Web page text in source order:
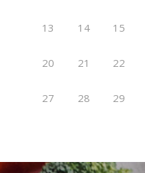
13 14 15
20 21 22
27 28 29